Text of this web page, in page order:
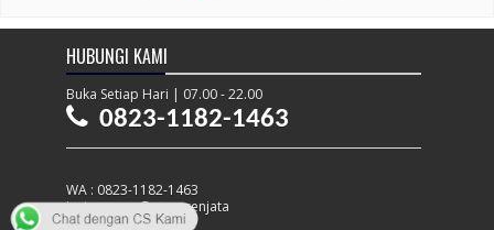
HUBUNGI KAMI
Buka Setiap Hari | 07.00 - 22.00
0823-1182-1463
WA : 0823-1182-1463
instagram : @ramasenjata